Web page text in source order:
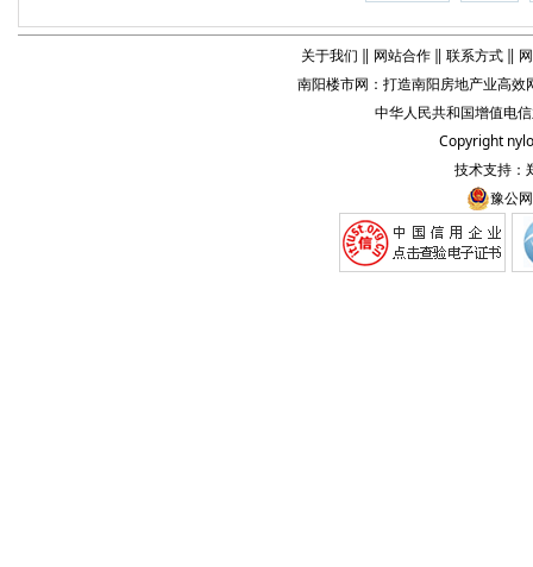
关于我们 ‖ 网站合作‖ 联系方式‖
南阳楼市网 ：打造南阳房地产业高效
中华人民共和国增值电
Copyright
技术支持：
豫公